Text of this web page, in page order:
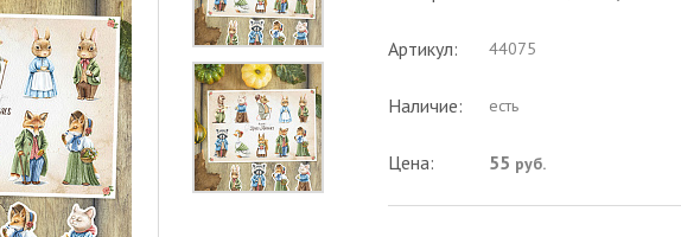
Артикул: 44075
Наличие: есть
Цена: 55 руб.